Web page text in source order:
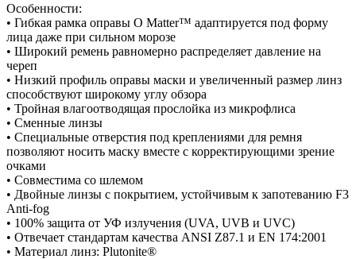
Особенности:
• Гибкая рамка оправы O Matter™ адаптируется под форму
лица даже при сильном морозе
• Широкий ремень равномерно распределяет давление на
череп
• Низкий профиль оправы маски и увеличенный размер линз
способствуют широкому углу обзора
• Тройная влагоотводящая прослойка из микрофлиса
• Сменные линзы
• Специальные отверстия под креплениями для ремня
позволяют носить маску вместе с корректирующими зрение
очками
• Совместима со шлемом
• Двойные линзы с покрытием, устойчивым к запотеванию F3
Anti-fog
• 100% защита от УФ излучения (UVA, UVB и UVC)
• Отвечает стандартам качества ANSI Z87.1 и EN 174:2001
• Материал линз: Plutonite®